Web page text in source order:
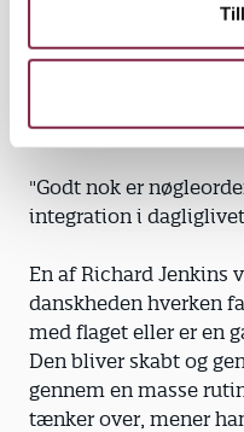
Men racisme er heller
Danmark, selvom det
stort set ikke-
modsætning til mange
"Godt nok er
integration i
En af Richard Jenkins
danskheden hverken
med flaget eller er en
Den bliver skabt og
gennem en masse
tænker over, mener